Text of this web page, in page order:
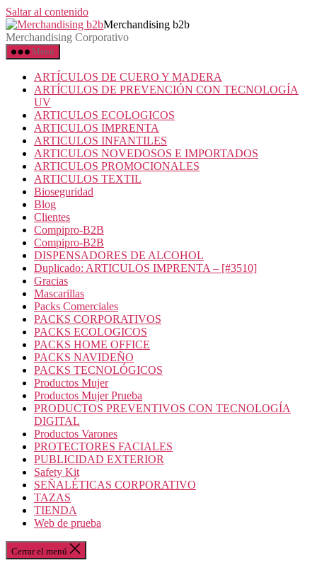
Saltar al contenido
Merchandising b2b
Merchandising Corporativo
Menú
ARTÍCULOS DE CUERO Y MADERA
ARTÍCULOS DE PREVENCIÓN CON TECNOLOGÍA
UV
ARTICULOS ECOLOGICOS
ARTICULOS IMPRENTA
ARTICULOS INFANTILES
ARTICULOS NOVEDOSOS E IMPORTADOS
ARTICULOS PROMOCIONALES
ARTICULOS TEXTIL
Bioseguridad
Blog
Clientes
Compipro-B2B
Compipro-B2B
DISPENSADORES DE ALCOHOL
Duplicado: ARTICULOS IMPRENTA – [#3510]
Gracias
Mascarillas
Packs Comerciales
PACKS CORPORATIVOS
PACKS ECOLOGICOS
PACKS HOME OFFICE
PACKS NAVIDEÑO
PACKS TECNOLÓGICOS
Productos Mujer
Productos Mujer Prueba
PRODUCTOS PREVENTIVOS CON TECNOLOGÍA
DIGITAL
Productos Varones
PROTECTORES FACIALES
PUBLICIDAD EXTERIOR
Safety Kit
SEÑALÉTICAS CORPORATIVO
TAZAS
TIENDA
Web de prueba
Cerrar el menú